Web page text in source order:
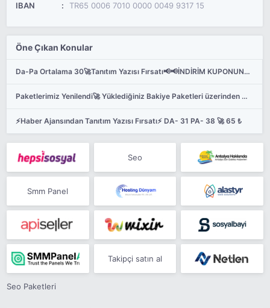
IBAN
TR65 0006 7010 0000 0049 9317 15
Öne Çıkan Konular
Da-Pa Ortalama 30🚀Tanıtım Yazısı Fırsatı📢📢İNDİRİM KUPONUNU KULLANMAYI UNUTMAYIN🚀
Paketlerimiz Yenilendi🚀 Yüklediğiniz Bakiye Paketleri üzerinden %5 Bakiye Bizden 🏆tanitimyazisi.co
⚡Haber Ajansından Tanıtım Yazısı Fırsatı⚡ DA- 31 PA- 38 🚀 65 ₺
Seo
Smm Panel
Takipçi satın al
Seo Paketleri